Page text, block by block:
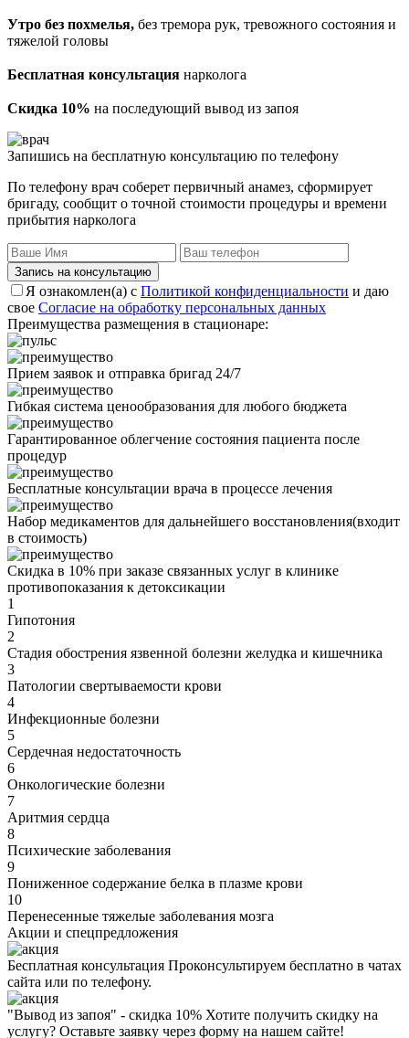
Утро без похмелья, без тремора рук, тревожного состояния и
тяжелой головы
Бесплатная консультация нарколога
Скидка 10% на последующий вывод из запоя
Запишись на бесплатную консультацию по телефону
По телефону врач соберет первичный анамез, сформирует
бригаду, сообщит о точной стоимости процедуры и времени
прибытия нарколога
Запись на консультацию
Я ознакомлен(а) с Политикой конфиденциальности и даю
свое Согласие на обработку персональных данных
Преимущества размещения в стационаре:
Прием заявок и отправка бригад 24/7
Гибкая система ценообразования для любого бюджета
Гарантированное облегчение состояния пациента после
процедур
Бесплатные консультации врача в процессе лечения
Набор медикаментов для дальнейшего восстановления(входит
в стоимость)
Скидка в 10% при заказе связанных услуг в клинике
противопоказания к детоксикации
1
Гипотония
2
Стадия обострения язвенной болезни желудка и кишечника
3
Патологии свертываемости крови
4
Инфекционные болезни
5
Сердечная недостаточность
6
Онкологические болезни
7
Аритмия сердца
8
Психические заболевания
9
Пониженное содержание белка в плазме крови
10
Перенесенные тяжелые заболевания мозга
Акции и спецпредложения
Бесплатная консультация Проконсультируем бесплатно в чатах
сайта или по телефону.
"Вывод из запоя" - скидка 10% Хотите получить скидку на
услугу? Оставьте заявку через форму на нашем сайте!